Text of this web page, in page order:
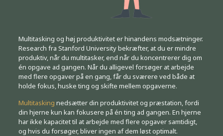
Multitasking og høj produktivitet er hinandens modsætninger.
Research fra Stanford University bekræfter, at du er mindre
produktiv, når du multitasker, end når du koncentrerer dig om
én opgave ad gangen. Når du alligevel forsøger at arbejde
med flere opgaver på en gang, får du sværere ved både at
holde fokus, huske ting og skifte mellem opgaverne.
Multitasking nedsætter din produktivitet og præstation, fordi
din hjerne kun kan fokusere på én ting ad gangen. En hjerne
har ikke kapacitet til at arbejde med flere opgaver samtidigt,
og hvis du forsøger, bliver ingen af dem løst optimalt.